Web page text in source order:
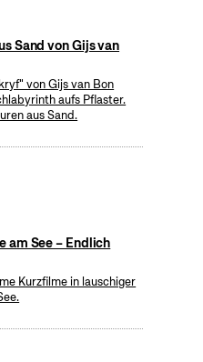
Sand von Gijs van
von Gijs van Bon
aufs Pflaster.
aus Sand.
am See – Endlich
Kurzfilme in lauschiger